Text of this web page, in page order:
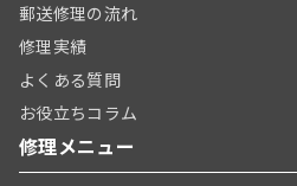
郵送修理の流れ
修理実績
よくある質問
お役立ちコラム
修理メニュー